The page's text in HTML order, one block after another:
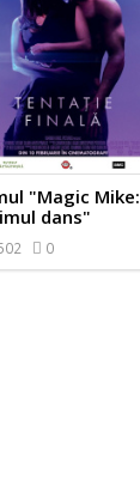
"Magic Mike:
dans"
0